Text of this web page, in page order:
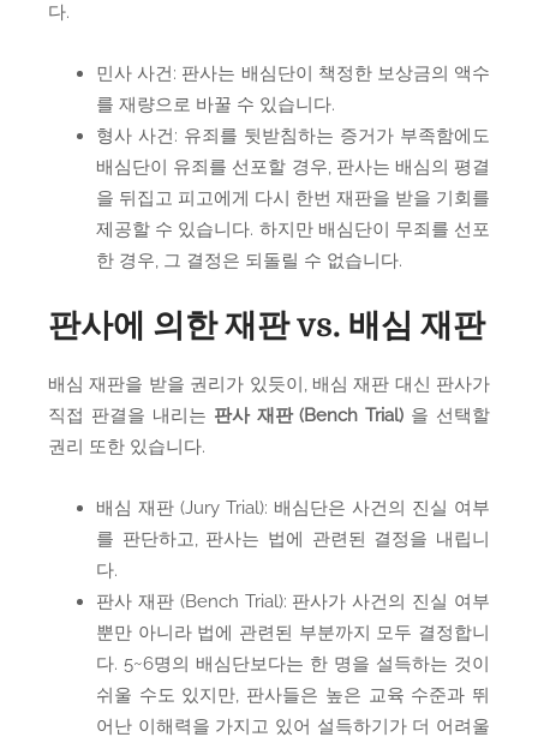
다.
민사 사건: 판사는 배심단이 책정한 보상금의 액수
를 재량으로 바꿀 수 있습니다.
형사 사건: 유죄를 뒷받침하는 증거가 부족함에도
배심단이 유죄를 선포할 경우, 판사는 배심의 평결
을 뒤집고 피고에게 다시 한번 재판을 받을 기회를
제공할 수 있습니다. 하지만 배심단이 무죄를 선포
한 경우, 그 결정은 되돌릴 수 없습니다.
판사에 의한 재판 vs. 배심 재판
배심 재판을 받을 권리가 있듯이, 배심 재판 대신 판사가
직접 판결을 내리는 판사 재판 (Bench Trial) 을 선택할
권리 또한 있습니다.
배심 재판 (Jury Trial): 배심단은 사건의 진실 여부
를 판단하고, 판사는 법에 관련된 결정을 내립니
다.
판사 재판 (Bench Trial): 판사가 사건의 진실 여부
뿐만 아니라 법에 관련된 부분까지 모두 결정합니
다. 5~6명의 배심단보다는 한 명을 설득하는 것이
쉬울 수도 있지만, 판사들은 높은 교육 수준과 뛰
어난 이해력을 가지고 있어 설득하기가 더 어려울